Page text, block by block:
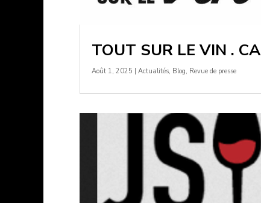
TOUT SUR LE VIN . CA
Août 1, 2025 | Actualités, Blog, Revue de presse